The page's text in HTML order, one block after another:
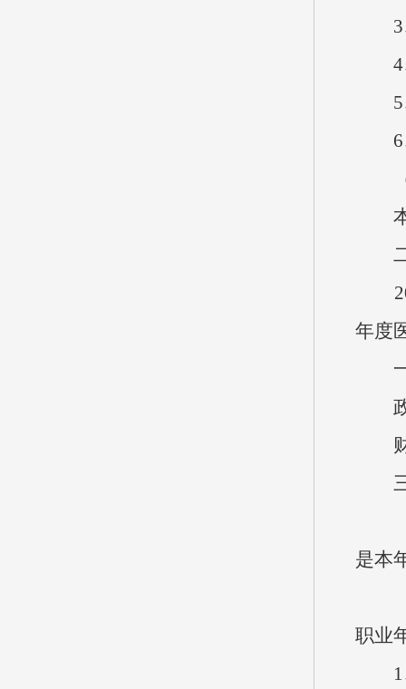
3、
4、
5、
6、
（
本
二
年度
一
政
财
三
是本
职业
1、